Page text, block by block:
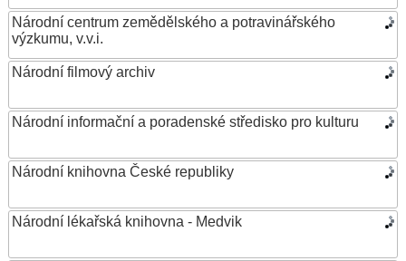
Národní centrum zemědělského a potravinářského
výzkumu, v.v.i.
Národní filmový archiv
Národní informační a poradenské středisko pro kulturu
Národní knihovna České republiky
Národní lékařská knihovna - Medvik